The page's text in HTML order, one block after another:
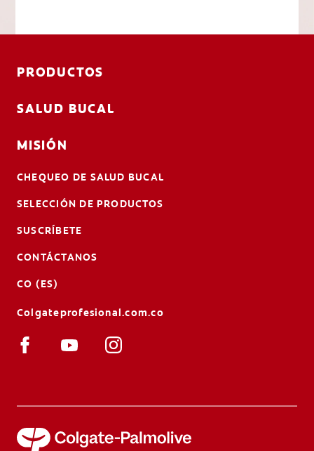
PRODUCTOS
SALUD BUCAL
MISIÓN
CHEQUEO DE SALUD BUCAL
SELECCIÓN DE PRODUCTOS
SUSCRÍBETE
CONTÁCTANOS
CO (ES)
Colgateprofesional.com.co